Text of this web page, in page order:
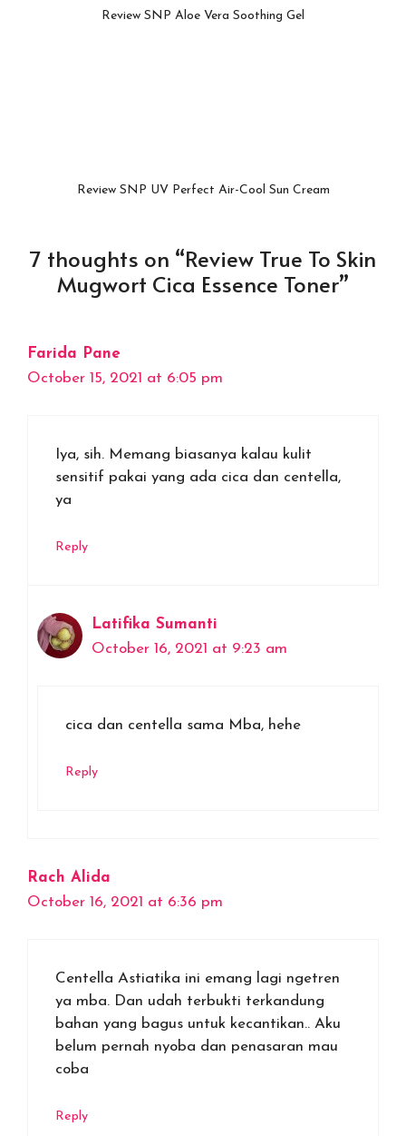
Review SNP Aloe Vera Soothing Gel
Review SNP UV Perfect Air-Cool Sun Cream
7 thoughts on “Review True To Skin
Mugwort Cica Essence Toner”
Farida Pane
October 15, 2021 at 6:05 pm
Iya, sih. Memang biasanya kalau kulit
sensitif pakai yang ada cica dan centella,
ya
Reply
Latifika Sumanti
October 16, 2021 at 9:23 am
cica dan centella sama Mba, hehe
Reply
Rach Alida
October 16, 2021 at 6:36 pm
Centella Astiatika ini emang lagi ngetren
ya mba. Dan udah terbukti terkandung
bahan yang bagus untuk kecantikan.. Aku
belum pernah nyoba dan penasaran mau
coba
Reply